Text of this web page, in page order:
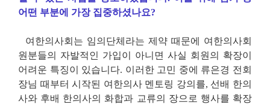
어떤 부분에 가장 집중하셨나요?
여한의사회는 임의단체라는 제약 때문에 여한의사회
원분들의 자발적인 가입이 아니면 사실 회원의 확장이
어려운 특징이 있습니다. 이러한 고민 중에 류은경 전회
장님 때부터 시작된 여한의사 멘토링 강의를, 선배 한의
사와 후배 한의사의 화합과 교류의 장으로 행사를 확장